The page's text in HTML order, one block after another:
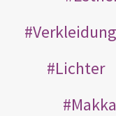
Verkleidung
Lichter